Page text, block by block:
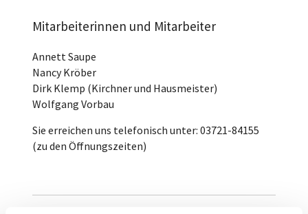
Mitarbeiterinnen und Mitarbeiter
Annett Saupe
Nancy Kröber
Dirk Klemp (Kirchner und Hausmeister)
Wolfgang Vorbau
Sie erreichen uns telefonisch unter: 03721-84155
(zu den Öffnungszeiten)